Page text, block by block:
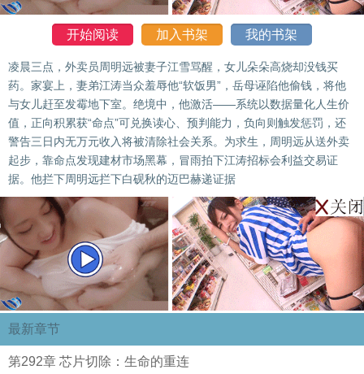
开始阅读 加入书架 我的书架
凌晨三点，外卖员周明远被妻子江雪骂醒，女儿朵朵高烧却没钱买
药。家宴上，妻弟江涛当众羞辱他“软饭男”，岳母诬陷他偷钱，将他
与女儿赶至发霉地下室。绝境中，他激活——系统以数据量化人生价
值，正向积累获“命点”可兑换读心、预判能力，负向则触发惩罚，还
警告三日内无万元收入将被清除社会关系。为求生，周明远从送外卖
起步，靠命点发现建材市场黑幕，冒雨拍下江涛招标会利益交易证
据。他拦下周明远拦下白砚秋的迈巴赫递证据
最新章节
第292章 芯片切除：生命的重连